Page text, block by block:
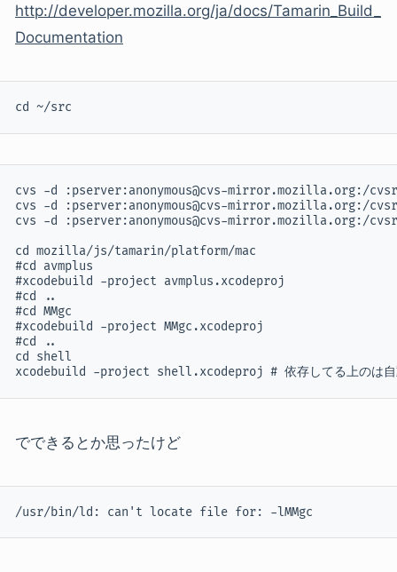
http://developer.mozilla.org/ja/docs/Tamarin_Build_
Documentation
cd ~/src
cvs -d :pserver:anonymous@cvs-mirror.mozilla.org:/
cvs -d :pserver:anonymous@cvs-mirror.mozilla.org:/
cvs -d :pserver:anonymous@cvs-mirror.mozilla.org:/
cd mozilla/js/tamarin/platform/mac
#cd avmplus
#xcodebuild -project avmplus.xcodeproj
#cd ..
#cd MMgc
#xcodebuild -project MMgc.xcodeproj
#cd ..
cd shell
xcodebuild -project shell.xcodeproj # 依存してる上のは自
でできるとか思ったけど
/usr/bin/ld: can't locate file for: -lMMgc